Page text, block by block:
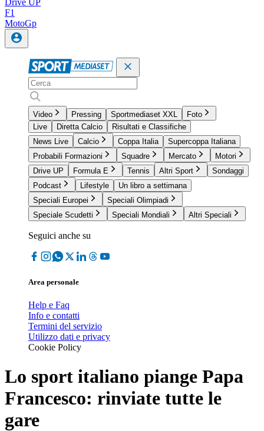
Drive UP
F1
MotoGp
Video Pressing Sportmediaset XXL
Foto
Live
Diretta Calcio
Risultati e Classifiche
News Live
Calcio Coppa Italia
Supercoppa Italiana
Probabili Formazioni
Squadre Mercato
Motori
Drive UP
Formula E Tennis Altri Sport
Sondaggi
Podcast
Lifestyle
Un libro a settimana
Speciali Europei
Speciali Olimpiadi
Speciale Scudetti
Speciali Mondiali Altri Speciali
Seguici anche su
Area personale
Help e Faq
Info e contatti
Termini del servizio
Utilizzo dati e privacy
Cookie Policy
Lo sport italiano piange Papa
Francesco: rinviate tutte le
gare